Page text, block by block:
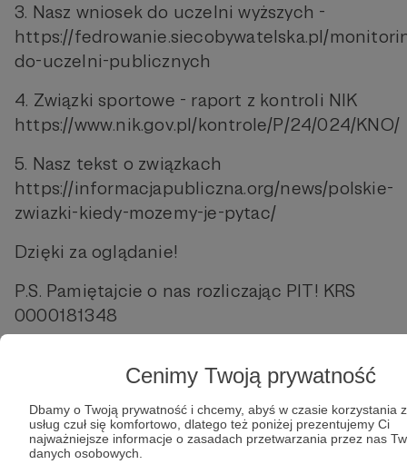
Cenimy Twoją prywatność
Dbamy o Twoją prywatność i chcemy, abyś w czasie korzystania
usług czuł się komfortowo, dlatego też poniżej prezentujemy Ci
najważniejsze informacje o zasadach przetwarzania przez nas
danych osobowych.
3. Nasz wniosek do uczelni wyższych -
https://fedrowanie.siecobywatelska.pl/
do-uczelni-publicznych
4. Związki sportowe - raport z kontroli NIK
https://www.nik.gov.pl/kontrole/P/24/024/KNO/
5. Nasz tekst o związkach
https://informacjapubliczna.org/news/polskie-
zwiazki-kiedy-mozemy-je-pytac/
Dzięki za oglądanie!
P.S. Pamiętajcie o nas rozliczając PIT! KRS
0000181348